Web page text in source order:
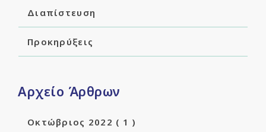
Διαπίστευση
Προκηρύξεις
Αρχείο Άρθρων
Οκτώβριος 2022 ( 1 )